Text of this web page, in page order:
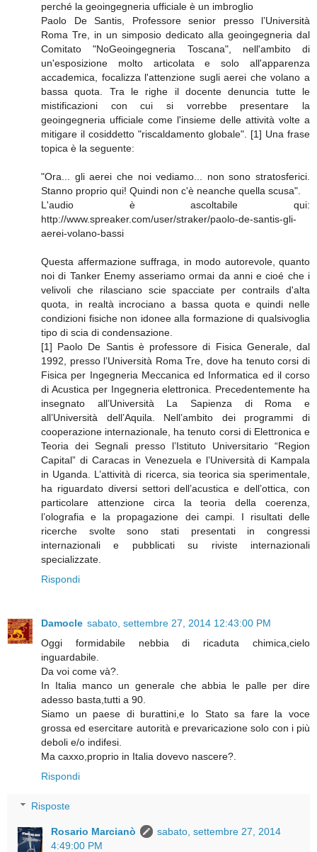
perché la geoingegneria ufficiale è un imbroglio
Paolo De Santis, Professore senior presso l’Università
Roma Tre, in un simposio dedicato alla geoingegneria dal
Comitato "NoGeoingegneria Toscana", nell'ambito di
un'esposizione molto articolata e solo all'apparenza
accademica, focalizza l'attenzione sugli aerei che volano a
bassa quota. Tra le righe il docente denuncia tutte le
mistificazioni con cui si vorrebbe presentare la
geoingegneria ufficiale come l'insieme delle attività volte a
mitigare il cosiddetto "riscaldamento globale". [1] Una frase
topica è la seguente:
"Ora... gli aerei che noi vediamo... non sono stratosferici.
Stanno proprio qui! Quindi non c'è neanche quella scusa".
L'audio è ascoltabile qui:
http://www.spreaker.com/user/straker/paolo-de-santis-gli-
aerei-volano-bassi
Questa affermazione suffraga, in modo autorevole, quanto
noi di Tanker Enemy asseriamo ormai da anni e cioé che i
velivoli che rilasciano scie spacciate per contrails d'alta
quota, in realtà incrociano a bassa quota e quindi nelle
condizioni fisiche non idonee alla formazione di qualsivoglia
tipo di scia di condensazione.
[1] Paolo De Santis è professore di Fisica Generale, dal
1992, presso l’Università Roma Tre, dove ha tenuto corsi di
Fisica per Ingegneria Meccanica ed Informatica ed il corso
di Acustica per Ingegneria elettronica. Precedentemente ha
insegnato all’Università La Sapienza di Roma e
all’Università dell’Aquila. Nell’ambito dei programmi di
cooperazione internazionale, ha tenuto corsi di Elettronica e
Teoria dei Segnali presso l’Istituto Universitario “Region
Capital” di Caracas in Venezuela e l’Università di Kampala
in Uganda. L’attività di ricerca, sia teorica sia sperimentale,
ha riguardato diversi settori dell’acustica e dell’ottica, con
particolare attenzione circa la teoria della coerenza,
l’olografia e la propagazione dei campi. I risultati delle
ricerche svolte sono stati presentati in congressi
internazionali e pubblicati su riviste internazionali
specializzate.
Rispondi
Damocle sabato, settembre 27, 2014 12:43:00 PM
Oggi formidabile nebbia di ricaduta chimica,cielo
inguardabile.
Da voi come và?.
In Italia manco un generale che abbia le palle per dire
adesso basta,tutti a 90.
Siamo un paese di burattini,e lo Stato sa fare la voce
grossa ed esercitare autorità e prevaricazione solo con i più
deboli e/o indifesi.
Ma caxxo,proprio in Italia dovevo nascere?.
Rispondi
Risposte
Rosario Marcianò
sabato, settembre 27, 2014
4:49:00 PM